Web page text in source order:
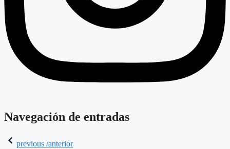
Navegación de entradas
previous /anterior